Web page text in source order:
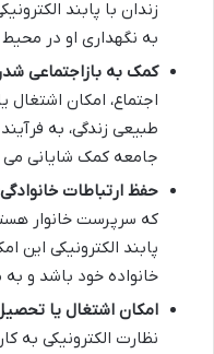
زندان با پابند
به نگهداری او در
کمک به بازاجتماعی
اجتماع، امکان
طبیعی زندگی، به
جامعه کمک شایانی می
حفظ ارتباطات
که سرپرست خانوار
پابند الکترونیکی این
خانواده خود باشد و
امکان اشتغال یا
نظارت الکترونیکی به